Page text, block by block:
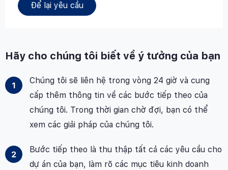
Để lại yêu cầu
Hãy cho chúng tôi biết về ý tưởng của bạn
Chúng tôi sẽ liên hệ trong vòng 24 giờ và cung
cấp thêm thông tin về các bước tiếp theo của
chúng tôi. Trong thời gian chờ đợi, bạn có thể
xem các giải pháp của chúng tôi.
Bước tiếp theo là thu thập tất cả các yêu cầu cho
dự án của bạn, làm rõ các mục tiêu kinh doanh